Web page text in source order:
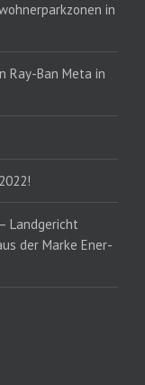
in
Ray-Ban Meta in
Landgericht
der Marke Ener-